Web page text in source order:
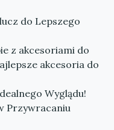
do Lepszego
z akcesoriami do
akcesoria do
Wyglądu!
Przywracaniu